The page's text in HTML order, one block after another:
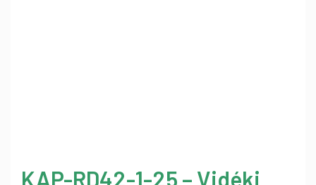
KAP-RD42-1-25 – Vidéki